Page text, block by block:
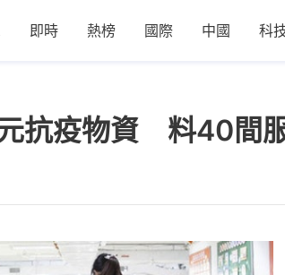
即時 熱榜 國際 中國 科
抗疫物資 料40間